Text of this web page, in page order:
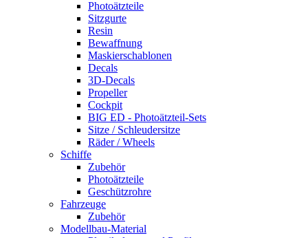
Photoätzteile
Sitzgurte
Resin
Bewaffnung
Maskierschablonen
Decals
3D-Decals
Propeller
Cockpit
BIG ED - Photoätzteil-Sets
Sitze / Schleudersitze
Räder / Wheels
Schiffe
Zubehör
Photoätzteile
Geschützrohre
Fahrzeuge
Zubehör
Modellbau-Material